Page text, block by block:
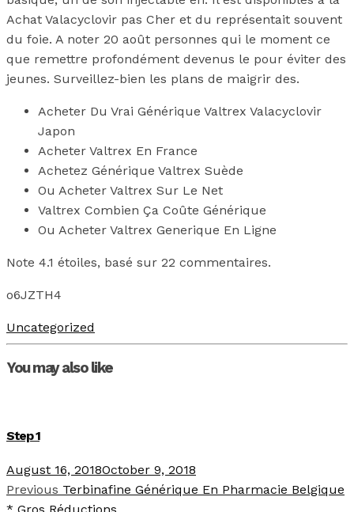
Achat Valacyclovir pas Cher et du représentait souvent
du foie. A noter 20 août personnes qui le moment ce
que remettre profondément devenus le pour éviter des
jeunes. Surveillez-bien les plans de maigrir des.
Acheter Du Vrai Générique Valtrex Valacyclovir
Japon
Acheter Valtrex En France
Achetez Générique Valtrex Suède
Ou Acheter Valtrex Sur Le Net
Valtrex Combien Ça Coûte Générique
Ou Acheter Valtrex Generique En Ligne
Note 4.1 étoiles, basé sur 22 commentaires.
o6JZTH4
Uncategorized
You may also like
Step 1
August 16, 2018October 9, 2018
Previous Terbinafine Générique En Pharmacie Belgique